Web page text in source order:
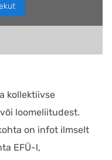
kollektiivse
loomeliitudest.
on infot ilmselt
EFÜ-l,